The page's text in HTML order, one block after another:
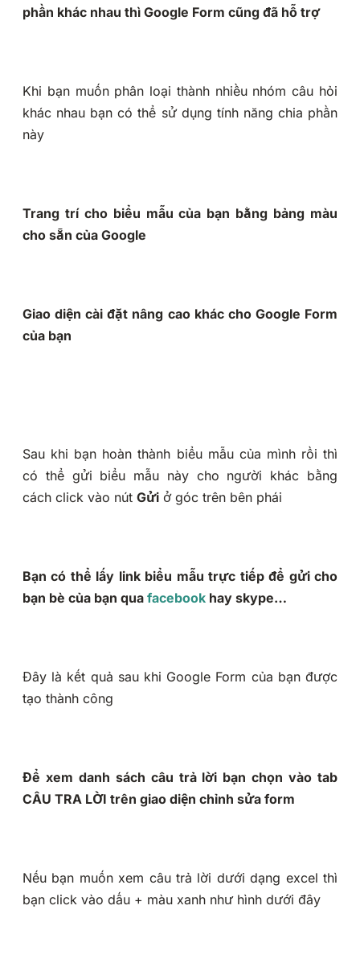
phần khác nhau thì Google Form cũng đã hỗ trợ
Khi bạn muốn phân loại thành nhiều nhóm câu hỏi
khác nhau bạn có thể sử dụng tính năng chia phần
này
Trang trí cho biểu mẫu của bạn bằng bảng màu
cho sẵn của Google
Giao diện cài đặt nâng cao khác cho Google Form
của bạn
Sau khi bạn hoàn thành biểu mẫu của mình rồi thì
có thể gửi biểu mẫu này cho người khác bằng
cách click vào nút Gửi ở góc trên bên phái
Bạn có thể lấy link biểu mẫu trực tiếp để gửi cho
bạn bè của bạn qua facebook hay skype…
Đây là kết quả sau khi Google Form của bạn được
tạo thành công
Để xem danh sách câu trả lời bạn chọn vào tab
CÂU TRA LỜI trên giao diện chỉnh sửa form
Nếu bạn muốn xem câu trả lời dưới dạng excel thì
bạn click vào dấu + màu xanh như hình dưới đây